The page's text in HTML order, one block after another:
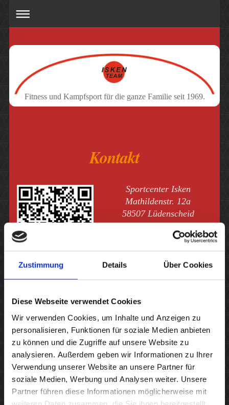
Zustimmung Details Über Cookies
Diese Webseite verwendet Cookies
Wir verwenden Cookies, um Inhalte und Anzeigen zu
personalisieren, Funktionen für soziale Medien anbieten
zu können und die Zugriffe auf unsere Website zu
analysieren. Außerdem geben wir Informationen zu Ihrer
Verwendung unserer Website an unsere Partner für
soziale Medien, Werbung und Analysen weiter. Unsere
Partner führen diese Informationen möglicherweise mit
Fitness und Kampfsport für die ganze Familie seit 1969.
Kontakt
Sportcenter Isken
Mathildenstr. 12a
58507 Lüdenscheid
Telefon: 02351 23766
Fax: 02351 38730
14:30-21:00
Dienstag
09:00-12:00
15:00-21:00
Mittwoch
-
Donnerstag
09:00
12:00
14:30-21:00
Freitag
10:00-21:00